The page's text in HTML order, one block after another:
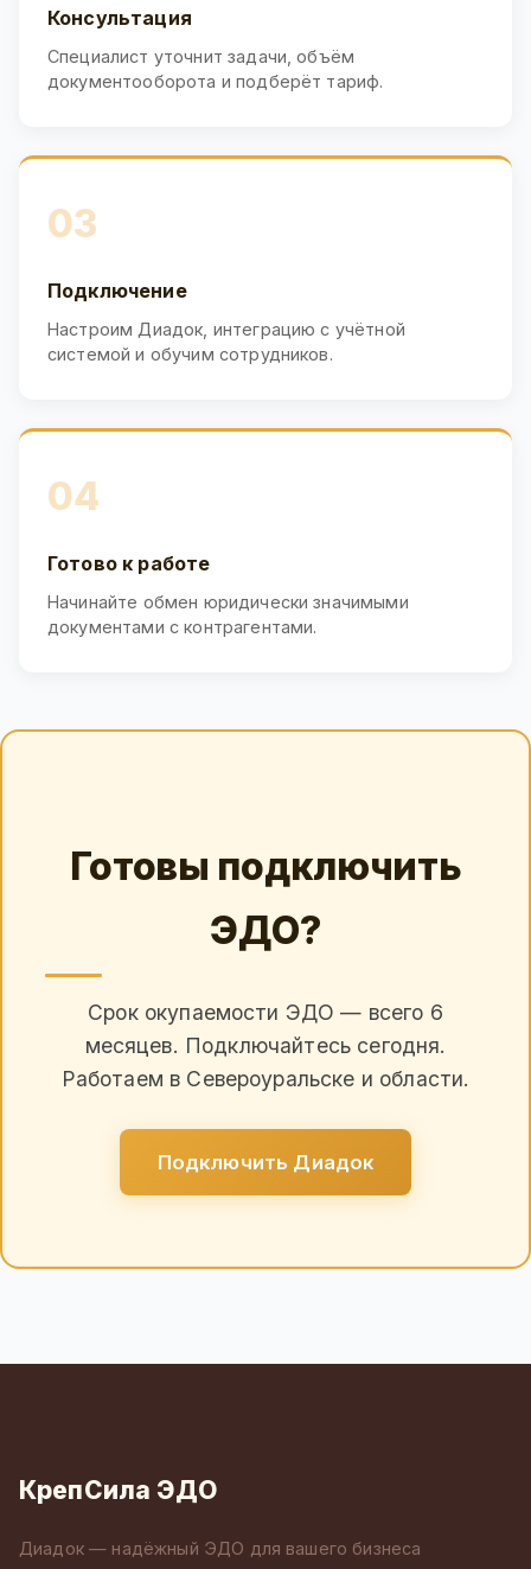
Консультация
Специалист уточнит задачи, объём
документооборота и подберёт тариф.
03
Подключение
Настроим Диадок, интеграцию с учётной
системой и обучим сотрудников.
04
Готово к работе
Начинайте обмен юридически значимыми
документами с контрагентами.
Готовы подключить
ЭДО?
Срок окупаемости ЭДО — всего 6
месяцев. Подключайтесь сегодня.
Работаем в Североуральске и области.
Подключить Диадок
КрепСила ЭДО
Диадок — надёжный ЭДО для вашего бизнеса